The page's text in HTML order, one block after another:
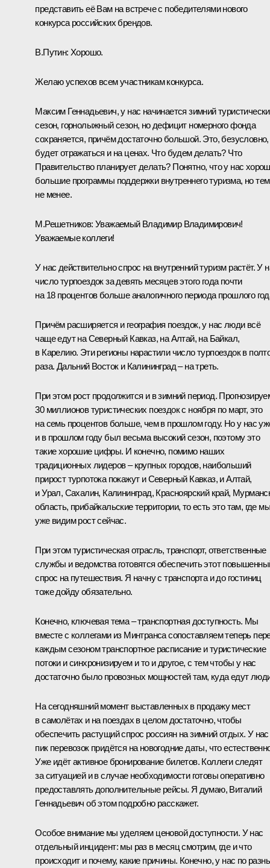
представить её Вам на встрече с победителями нового
конкурса российских брендов.
В.Путин: Хорошо.
Желаю успехов всем участникам конкурса.
Максим Геннадьевич, у нас начинается зимний
сезон, горнолыжный сезон, но дефицит номерного фонда
сохраняется, причём достаточно большой. Это, безусловно,
будет отражаться и на ценах. Что будем делать? Что
Правительство планирует делать? Понятно, что у нас
большие программы поддержки внутреннего туризма, но тем
не менее.
М.Решетников: Уважаемый Владимир Владимирович!
Уважаемые коллеги!
У нас действительно спрос на внутренний туризм растёт. У
число турпоездок за девять месяцев этого года почти
на 18 процентов больше аналогичного периода прошлого
Причём расширяется и география поездок, у нас люди всё
чаще едут на Северный Кавказ, на Алтай, на Байкал,
в Карелию. Эти регионы нарастили число турпоездок в
раза. Дальний Восток и Калининград – на треть.
При этом рост продолжится и в зимний период.
30 миллионов туристических поездок с ноября по март, это
на семь процентов больше, чем в прошлом году. Но у нас
и в прошлом году был весьма высокий сезон, поэтому это
такие хорошие цифры. И конечно, помимо наших
традиционных лидеров – крупных городов, наибольший
прирост турпотока покажут и Северный Кавказ, и Алтай,
и Урал, Сахалин, Калининград, Красноярский край,
область, прибайкальские территории, то есть это там, где мы
уже видим рост сейчас.
При этом туристическая отрасль, транспорт, ответственные
службы и ведомства готовятся обеспечить этот
спрос на путешествия. Я начну с транспорта и до гостиниц
тоже дойду обязательно.
Конечно, ключевая тема – транспортная доступность. Мы
вместе с коллегами из Минтранса сопоставляем теперь
каждым сезоном транспортное расписание и туристические
потоки и синхронизируем и то и другое, с тем чтобы у нас
достаточно было провозных мощностей там, куда едут
На сегодняшний момент выставленных в продажу мест
в самолётах и на поездах в целом достаточно, чтобы
обеспечить растущий спрос россиян на зимний отдых. У нас
пик перевозок придётся на новогодние даты, что
Уже идёт активное бронирование билетов. Коллеги следят
за ситуацией и в случае необходимости готовы оперативно
предоставлять дополнительные рейсы. Я думаю, Виталий
Геннадьевич об этом подробно расскажет.
Особое внимание мы уделяем ценовой доступности. У нас
отдельный инцидент: мы раз в месяц смотрим, где и что
происходит и почему, какие причины. Конечно, у нас по